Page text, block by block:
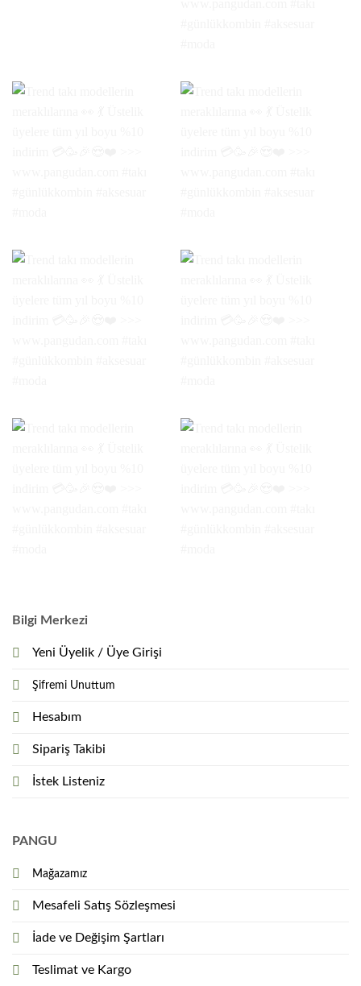
Bilgi Merkezi
Yeni Üyelik / Üye Girişi
Şifremi Unuttum
Hesabım
Sipariş Takibi
İstek Listeniz
PANGU
Mağazamız
Mesafeli Satış Sözleşmesi
İade ve Değişim Şartları
Teslimat ve Kargo